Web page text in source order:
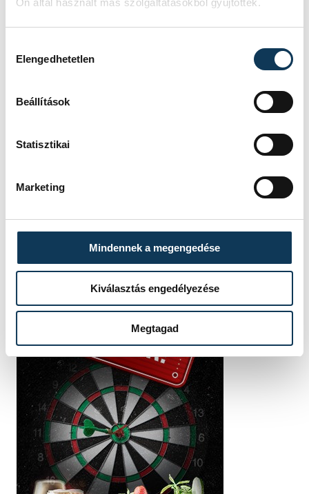
Elengedhetetlen
Beállítások
Statisztikai
Marketing
Mindennek a megengedése
Kiválasztás engedélyezése
Megtagad
Vb-2026